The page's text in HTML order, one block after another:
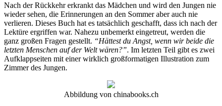
Nach der Rückkehr erkrankt das Mädchen und wird den Jungen nie
wieder sehen, die Erinnerungen an den Sommer aber auch nie
verlieren. Dieses Buch hat es tatsächlich geschafft, dass ich nach der
Lektüre ergriffen war. Nahezu unbemerkt eingetreut, werden die
ganz großen Fragen gestellt. “Hättest du Angst, wenn wir beide die
letzten Menschen auf der Welt wären?”. Im letzten Teil gibt es zwei
Aufklappseiten mit einer wirklich großformatigen Illustration zum
Zimmer des Jungen.
Abbildung von chinabooks.ch